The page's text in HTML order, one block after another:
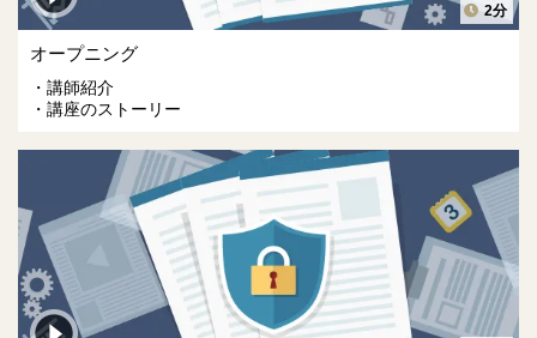
2分
オープニング
講師紹介
講座のストーリー